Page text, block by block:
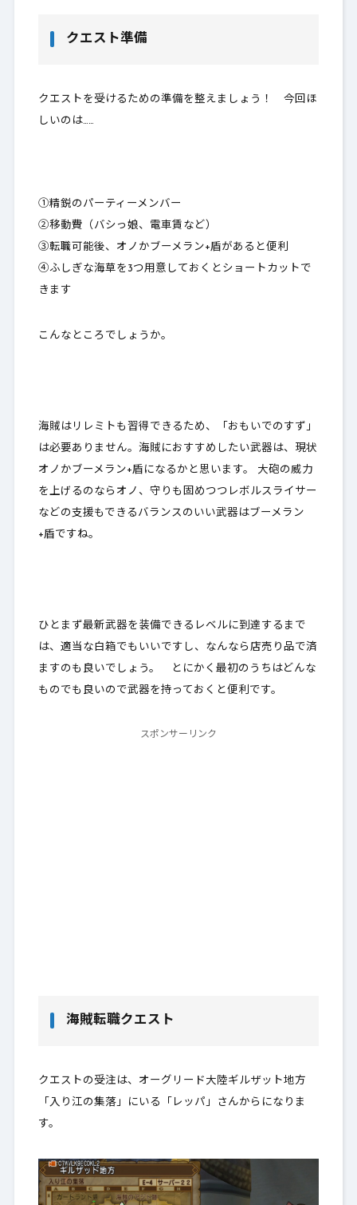
クエスト準備
クエストを受けるための準備を整えましょう！ 今回ほ
しいのは……
①精鋭のパーティーメンバー
②移動費（バシっ娘、電車賃など）
③転職可能後、オノかブーメラン+盾があると便利
④ふしぎな海草を3つ用意しておくとショートカットで
きます
こんなところでしょうか。
海賊はリレミトも習得できるため、「おもいでのすず」
は必要ありません。海賊におすすめしたい武器は、現状
オノかブーメラン+盾になるかと思います。 大砲の威力
を上げるのならオノ、守りも固めつつレボルスライサー
などの支援もできるバランスのいい武器はブーメラン
+盾ですね。
ひとまず最新武器を装備できるレベルに到達するまで
は、適当な白箱でもいいですし、なんなら店売り品で済
ますのも良いでしょう。 とにかく最初のうちはどんな
ものでも良いので武器を持っておくと便利です。
スポンサーリンク
海賊転職クエスト
クエストの受注は、オーグリード大陸ギルザット地方
「入り江の集落」にいる「レッパ」さんからになりま
す。